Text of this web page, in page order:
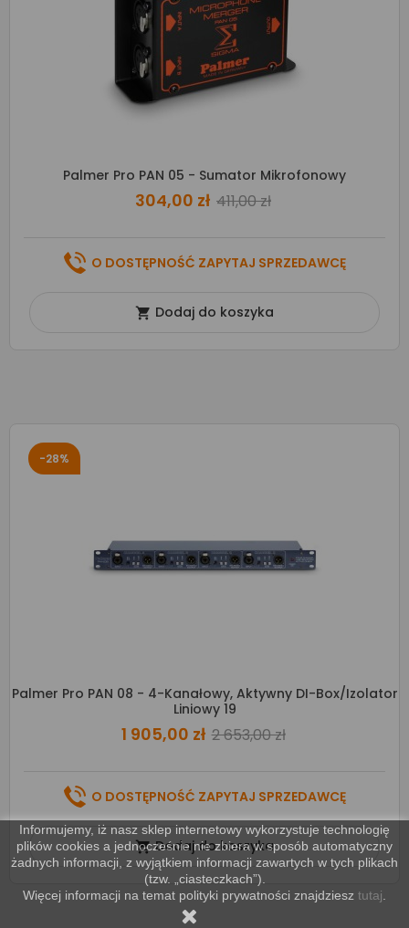
Informujemy, iż nasz sklep internetowy wykorzystuje technologię
plików cookies a jednocześnie nie zbiera w sposób automatyczny
żadnych informacji, z wyjątkiem informacji zawartych w tych plikach
(tzw. „ciasteczkach”).
Więcej informacji na temat polityki prywatności znajdziesz tutaj
Palmer Pro PAN 05 - Sumator Mikrofonowy
304,00 zł 411,00 zł
O DOSTĘPNOŚĆ ZAPYTAJ SPRZEDAWCĘ
 Dodaj do koszyka
-28%
Palmer Pro PAN 08 - 4-Kanałowy, Aktywny DI-Box/izolator
Liniowy 19
1 905,00 zł 2 653,00 zł
O DOSTĘPNOŚĆ ZAPYTAJ SPRZEDAWCĘ
 Dodaj do koszyka